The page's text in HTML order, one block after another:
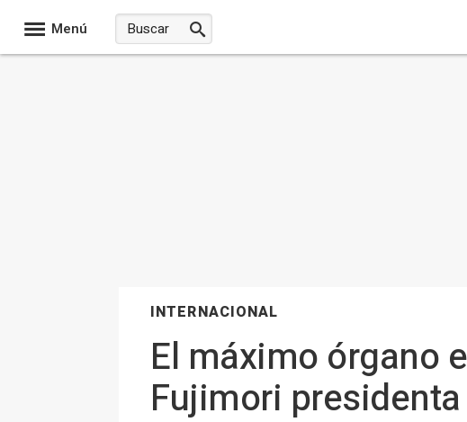
Menú
INTERNACIONAL
El máximo órgano
Fujimori